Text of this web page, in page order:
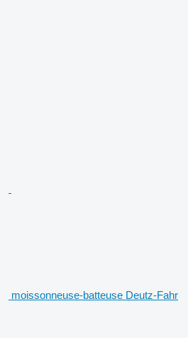
moissonneuse-batteuse Deutz-Fahr